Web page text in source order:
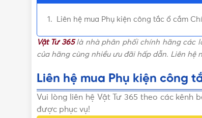
Liên hệ mua Phụ kiện công tắc ổ cắm
Vật Tư 365là nhà phân phối chính hãng các
của hãng cùng nhiều ưu đãi hấp dẫn. Liên
Liên hệ mua Phụ kiện công
Vui lòng liên hệ Vật Tư 365 theo các kênh
được phục vụ!